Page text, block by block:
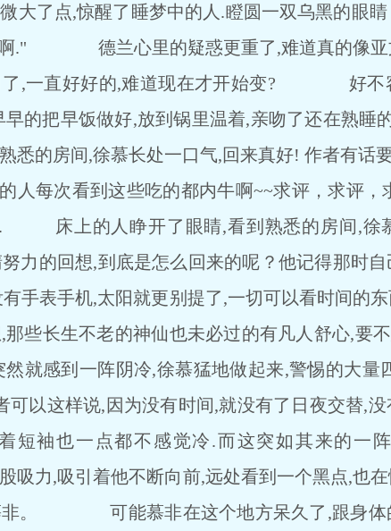
大了点,惊醒了睡梦中的人.瞪圆一双乌黑的眼
啊." 德兰心里的疑惑更重了,难道真的像亚
了,一直好好的,难道现在才开始变? 好不
的把早饭做好,放到锅里温着,亲吻了还在熟睡
悉的房间,徐慕长处一口气,回来真好! 作者有话
人每次看到这些吃的都内牛啊~~求评，求评，
床上的人睁开了眼睛,看到熟悉的房间,徐
想,到底是怎么回来的呢？他记得那时自
手表手机,太阳就更别提了,一切可以看时间的
些长生不老的神仙也未必过的有凡人舒心,要
到一阵阴冷,徐慕猛地做起来,警惕的大量四
可以这样说,因为没有时间,就没有了日夜交替,
短袖也一点都不感觉冷.而这突如其来的一
吸引着他不断向前,远处看到一个黑点,也在
非。 可能慕非在这个地方呆久了,跟身体